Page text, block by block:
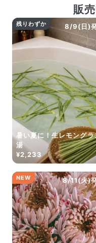
販
8/9(日)
残りわずか
暑い夏に！生レモングラ
湯
¥2,233
8/11(火)
NEW